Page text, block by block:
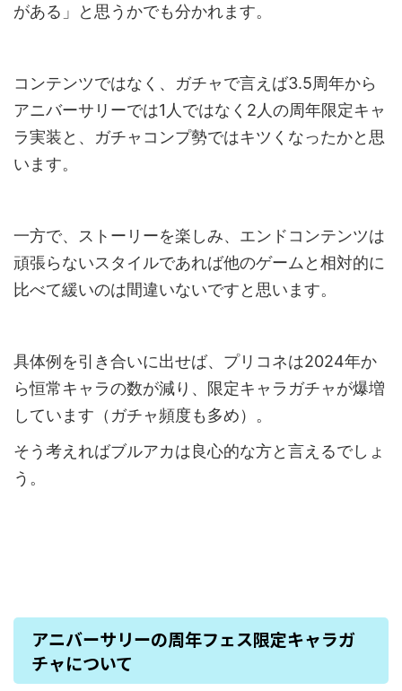
がある」と思うかでも分かれます。
コンテンツではなく、ガチャで言えば3.5周年から
アニバーサリーでは1人ではなく2人の周年限定キャ
ラ実装と、ガチャコンプ勢ではキツくなったかと思
います。
一方で、ストーリーを楽しみ、エンドコンテンツは
頑張らないスタイルであれば他のゲームと相対的に
比べて緩いのは間違いないですと思います。
具体例を引き合いに出せば、プリコネは2024年か
ら恒常キャラの数が減り、限定キャラガチャが爆増
しています（ガチャ頻度も多め）。
そう考えればブルアカは良心的な方と言えるでしょ
う。
アニバーサリーの周年フェス限定キャラガ
チャについて